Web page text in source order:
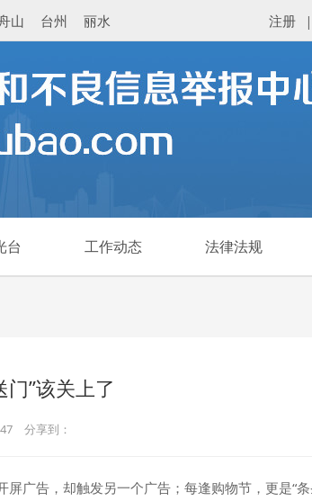
山 台州 丽水 |
注册
台 工作动态 法律法规
门”该关上了
分享到：
广告，却触发另一个广告；每逢购物节，更是“